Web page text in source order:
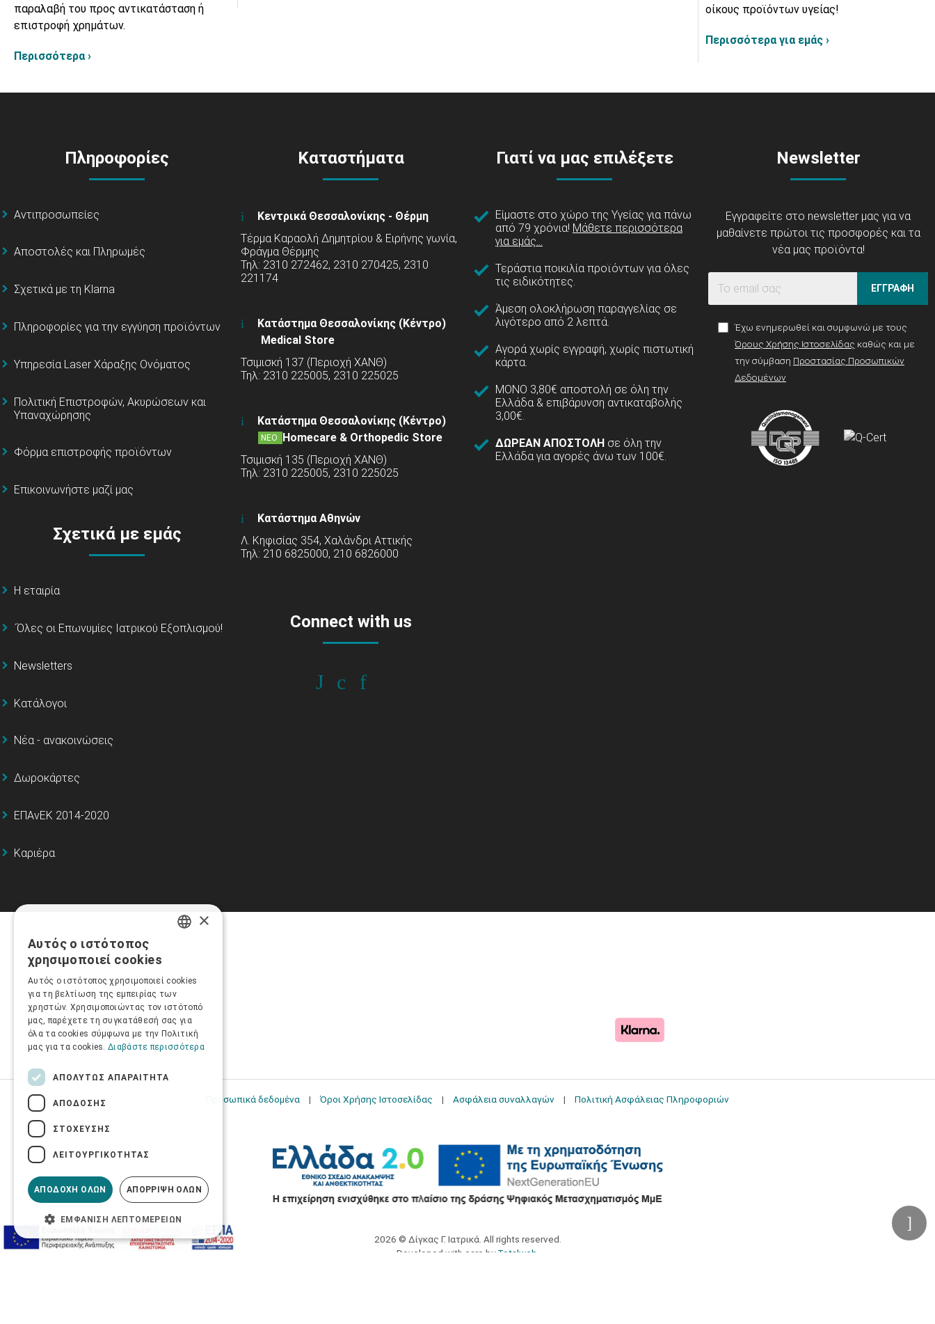
παραλαβή του προς αντικατάσταση ή
επιστροφή χρημάτων.
Περισσότερα ›
οίκους προϊόντων υγείας!
Περισσότερα για εμάς ›
Πληροφορίες
Αντιπροσωπείες
Αποστολές και Πληρωμές
Σχετικά με τη Klarna
Πληροφορίες για την εγγύηση προϊόντων
Υπηρεσία Laser Χάραξης Ονόματος
Πολιτική Επιστροφών, Ακυρώσεων και
Υπαναχώρησης
Φόρμα επιστροφής προϊόντων
Επικοινωνήστε μαζί μας
Σχετικά με εμάς
Η εταιρία
΄Όλες οι Επωνυμίες Ιατρικού Εξοπλισμού!
Newsletters
Κατάλογοι
Νέα - ανακοινώσεις
Δωροκάρτες
ΕΠΑνΕΚ 2014-2020
Καριέρα
Καταστήματα
Κεντρικά Θεσσαλονίκης - Θέρμη
Τέρμα Καραολή Δημητρίου & Ειρήνης γωνία,
Φράγμα Θέρμης
Τηλ: 2310 272462, 2310 270425, 2310
221174
Κατάστημα Θεσσαλονίκης (Κέντρο)
Medical Store
Τσιμισκή 137 (Περιοχή ΧΑΝΘ)
Τηλ: 2310 225005, 2310 225025
Κατάστημα Θεσσαλονίκης (Κέντρο)
ΝΕΟ
Homecare & Orthopedic Store
Τσιμισκή 135 (Περιοχή ΧΑΝΘ)
Τηλ: 2310 225005, 2310 225025
Κατάστημα Αθηνών
Λ. Κηφισίας 354, Χαλάνδρι Αττικής
Τηλ: 210 6825000, 210 6826000
Connect with us
Γιατί να μας επιλέξετε
Είμαστε στο χώρο της Υγείας για πάνω
από 79 χρόνια! Μάθετε περισσότερα
για εμάς...
Τεράστια ποικιλία προϊόντων για όλες
τις ειδικότητες.
Άμεση ολοκλήρωση παραγγελίας σε
λιγότερο από 2 λεπτά.
Αγορά χωρίς εγγραφή, χωρίς πιστωτική
κάρτα.
ΜΟΝΟ 3,80€ αποστολή σε όλη την
Ελλάδα & επιβάρυνση αντικαταβολής
3,00€.
ΔΩΡΕΑΝ ΑΠΟΣΤΟΛΗ σε όλη την
Ελλάδα για αγορές άνω των 100€.
Newsletter
Εγγραφείτε στο newsletter μας για να
μαθαίνετε πρώτοι τις προσφορές και τα
νέα μας προϊόντα!
ΕΓΓΡΑΦΗ
Έχω ενημερωθεί και συμφωνώ με τους
Όρους Χρήσης Ιστοσελίδας καθώς και με
την σύμβαση Προστασίας Προσωπικών
Δεδομένων
Προσωπικά δεδομένα Όροι Χρήσης Ιστοσελίδας Ασφάλεια συναλλαγών Πολιτική Ασφάλειας Πληροφοριών
2026 © Δίγκας Γ. Ιατρικά. All rights reserved.
Developed with care byTotalweb
×
Αυτός ο ιστότοπος
χρησιμοποιεί cookies
Αυτός ο ιστότοπος χρησιμοποιεί cookies
για τη βελτίωση της εμπειρίας των
χρηστών. Χρησιμοποιώντας τον ιστότοπό
μας, παρέχετε τη συγκατάθεσή σας για
όλα τα cookies σύμφωνα με την Πολιτική
μας για τα cookies. Διαβάστε περισσότερα
ΑΠΟΛΎΤΩΣ ΑΠΑΡΑΊΤΗΤΑ
ΑΠΌΔΟΣΗΣ
ΣΤΌΧΕΥΣΗΣ
ΛΕΙΤΟΥΡΓΙΚΌΤΗΤΑΣ
ΑΠΟΔΟΧΉ ΌΛΩΝ ΑΠΌΡΡΙΨΗ ΌΛΩΝ
ΕΜΦΆΝΙΣΗ ΛΕΠΤΟΜΕΡΕΙΏΝ